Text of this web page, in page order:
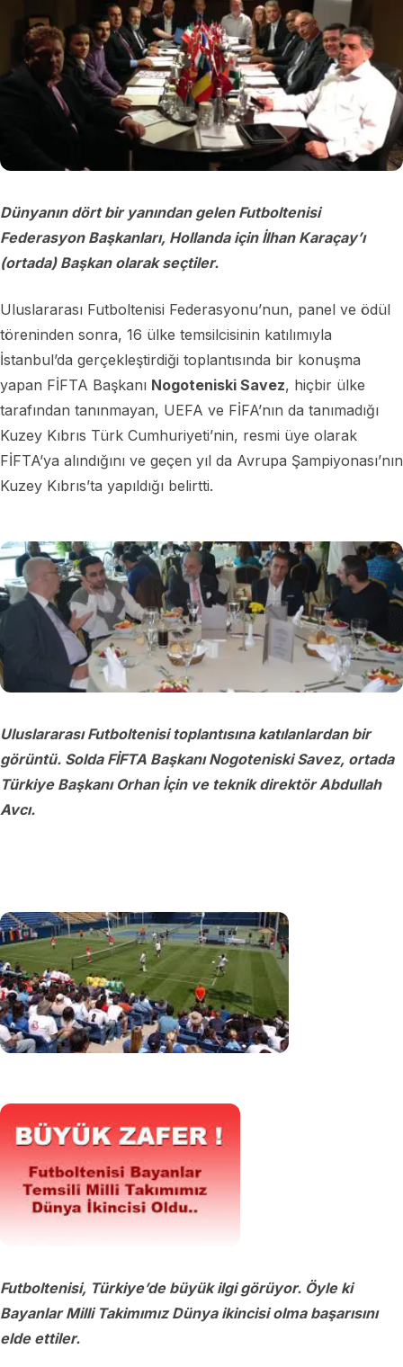
Dünyanın dört bir yanından gelen Futboltenisi
Federasyon Başkanları, Hollanda için İlhan Karaçay’ı
(ortada) Başkan olarak seçtiler.
Uluslararası Futboltenisi Federasyonu’nun, panel ve ödül
töreninden sonra, 16 ülke temsilcisinin katılımıyla
İstanbul’da gerçekleştirdiği toplantısında bir konuşma
yapan FİFTA Başkanı Nogoteniski Savez, hiçbir ülke
tarafından tanınmayan, UEFA ve FİFA’nın da tanımadığı
Kuzey Kıbrıs Türk Cumhuriyeti’nin, resmi üye olarak
FİFTA’ya alındığını ve geçen yıl da Avrupa Şampiyonası’nın
Kuzey Kıbrıs’ta yapıldığı belirtti.
Uluslararası Futboltenisi toplantısına katılanlardan bir
görüntü. Solda FİFTA Başkanı Nogoteniski Savez, ortada
Türkiye Başkanı Orhan İçin ve teknik direktör Abdullah
Avcı.
Futboltenisi, Türkiye’de büyük ilgi görüyor. Öyle ki
Bayanlar Milli Takimımız Dünya ikincisi olma başarısını
elde ettiler.